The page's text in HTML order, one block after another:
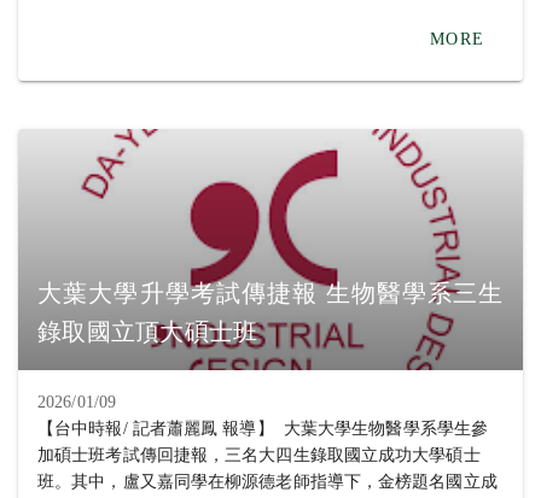
研究所。她的專題「NRN1基因促進肺腺癌細胞惡化」研究發
以生物科技為核心，培育學生在生物醫學領域的專業能力與研
究實力。學生們參與實驗室專題研究，發展自我潛力，並以多
元實習與課程訓練為基礎，因此能在研究所考試脫穎而出。
戴庭誼同學在蔡孟?老師指導下，同時錄取國立成功大學口腔
學臨床醫學研究所。 畢業於南投高中的周巧閔同學回顧學習
歷程時表示，大一從班導師劉淑瑛老師口中得知彰化基督教醫
院的實習機會，她本身對生物領域很感興趣，因此報名參加，
連續三個暑假都在血液腫瘤醫學研究室實驗，不但了解到醫學
中心的研究運作，更幫助她確立攻讀碩士班的目標。彰基實習
的經驗與劉淑瑛老師指導她做天然藥物對血癌細胞影響的專題
成果，都讓她在研究所考試受到肯定，她期望自己未來能將大
數據分析應用於臨床醫學研究，提升生物醫學領域的研究深
度。 同時錄取五個國立大學碩士班的盧又嘉同學，畢業於高
師的微生物基因體暨合成生物學實驗室後，她選擇跟生活有關
的題目，探討天然代謝物對口腔蛀牙細菌的抑制，老師給予學
生很大的發揮空間，鼓勵她嘗試，肯定並支持她去做想做的
事，很開心可以如願考取自己的第一志願，未來要繼續深化研
MORE
大葉大學升學考試傳捷報 生物醫學系三生
錄取國立頂大碩士班
2026/01/09
【台中時報/ 記者蕭麗鳳 報導】 大葉大學生物醫學系學生參
加碩士班考試傳回捷報，三名大四生錄取國立成功大學碩士
班。其中，盧又嘉同學在柳源德老師指導下，金榜題名國立成